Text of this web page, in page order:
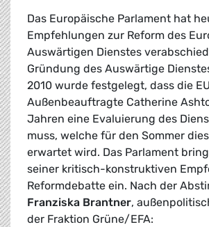
Das Europäische Parlament hat
Empfehlungen zur Reform des
Auswärtigen Dienstes
Gründung des Auswärtige
2010 wurde festgelegt, dass die
Außenbeauftragte Catherine
Jahren eine Evaluierung des
muss, welche für den Sommer
erwartet wird. Das Parlament
seiner kritisch-konstruktiven
Reformdebatte ein. Nach der
Franziska Brantner,
der Fraktion Grüne/EFA: